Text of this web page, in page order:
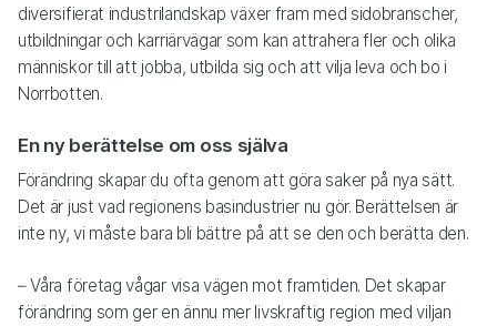
diversifierat industrilandskap växer fram med sidobranscher,
utbildningar och karriärvägar som kan attrahera fler och olika
människor till att jobba, utbilda sig och att vilja leva och bo i
Norrbotten.
En ny berättelse om oss själva
Förändring skapar du ofta genom att göra saker på nya sätt.
Det är just vad regionens basindustrier nu gör. Berättelsen är
inte ny, vi måste bara bli bättre på att se den och berätta den.
– Våra företag vågar visa vägen mot framtiden. Det skapar
förändring som ger en ännu mer livskraftig region med viljan